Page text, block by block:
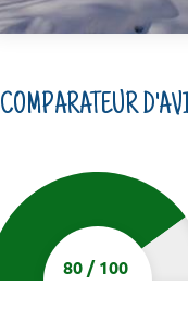
COMPARATEUR
80/100